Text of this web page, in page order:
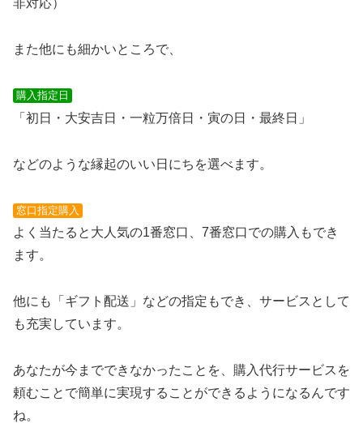
非対応）
また他にも細かいところで、
購入指定日
「初日・大安吉日・一粒万倍日・寅の日・最終日」
などのような縁起のいい日にちを選べます。
窓口指定購入
よく当たると大人気の1番窓口、7番窓口での購入もでき
ます。
他にも「ギフト配送」などの指定もでき、サービスとして
も充実しています。
あなたが今までできなかったことを、購入代行サービスを
頼むことで簡単に実現することができるようになるんです
ね。